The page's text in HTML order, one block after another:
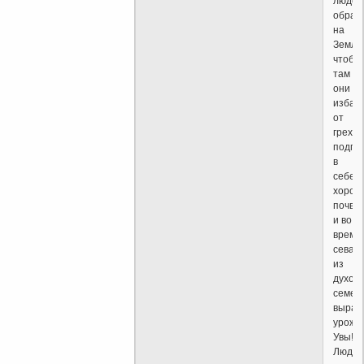
на
чтобы
там
они
от
в
себе
почву
и во
время
сева
из
Увы!
Люди